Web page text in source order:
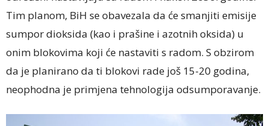
Tim planom, BiH se obavezala da će smanjiti emisije
sumpor dioksida (kao i prašine i azotnih oksida) u
onim blokovima koji će nastaviti s radom. S obzirom
da je planirano da ti blokovi rade još 15-20 godina,
neophodna je primjena tehnologija odsumporavanje.